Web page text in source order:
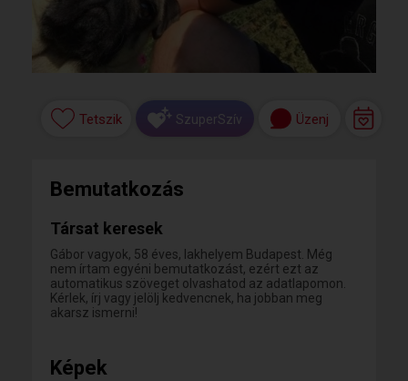
Tetszik SzuperSzív Üzenj
Bemutatkozás
Társat keresek
Gábor vagyok, 58 éves, lakhelyem Budapest. Még
nem írtam egyéni bemutatkozást, ezért ezt az
automatikus szöveget olvashatod az adatlapomon.
Kérlek, írj vagy jelölj kedvencnek, ha jobban meg
akarsz ismerni!
Képek